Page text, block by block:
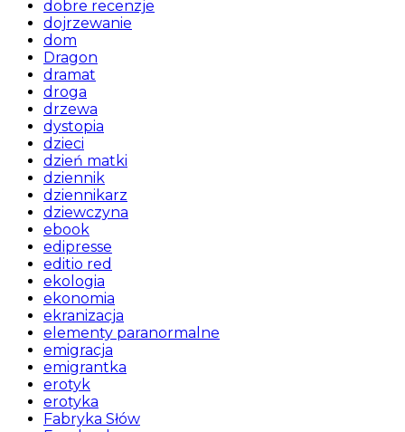
dobre recenzje
dojrzewanie
dom
Dragon
dramat
droga
drzewa
dystopia
dzieci
dzień matki
dziennik
dziennikarz
dziewczyna
ebook
edipresse
editio red
ekologia
ekonomia
ekranizacja
elementy paranormalne
emigracja
emigrantka
erotyk
erotyka
Fabryka Słów